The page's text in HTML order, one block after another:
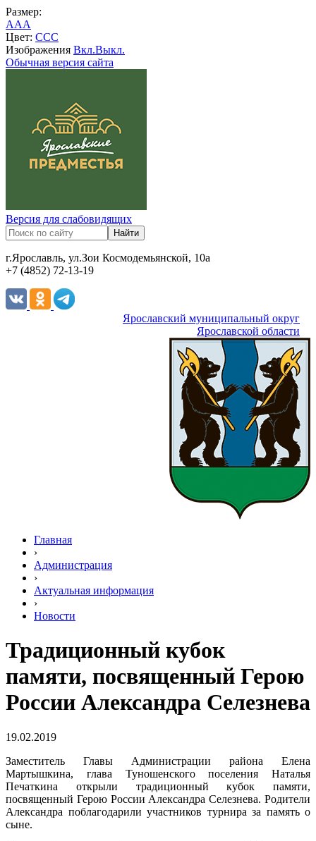
Размер:
AAA
Цвет: CCC
Изображения Вкл.Выкл.
Обычная версия сайта
Версия для слабовидящих
г.Ярославль, ул.Зои Космодемьянской, 10а
+7 (4852) 72-13-19
Ярославский муниципальный округ
Ярославской области
Главная
›
Администрация
›
Актуальная информация
›
Новости
Традиционный кубок
памяти, посвященный Герою
России Александра Селезнева
19.02.2019
Заместитель Главы Администрации района Елена
Мартышкина, глава Туношенского поселения Наталья
Печаткина открыли традиционный кубок памяти,
посвященный Герою России Александра Селезнева. Родители
Александра поблагодарили участников турнира за память о
сыне.